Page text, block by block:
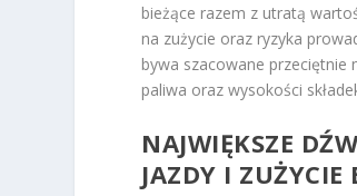
bieżące razem z utratą
na zużycie oraz ryzyka
bywa szacowane przeciętnie
paliwa oraz wysokości
NAJWIĘKSZE
JAZDY I ZUŻYCIE